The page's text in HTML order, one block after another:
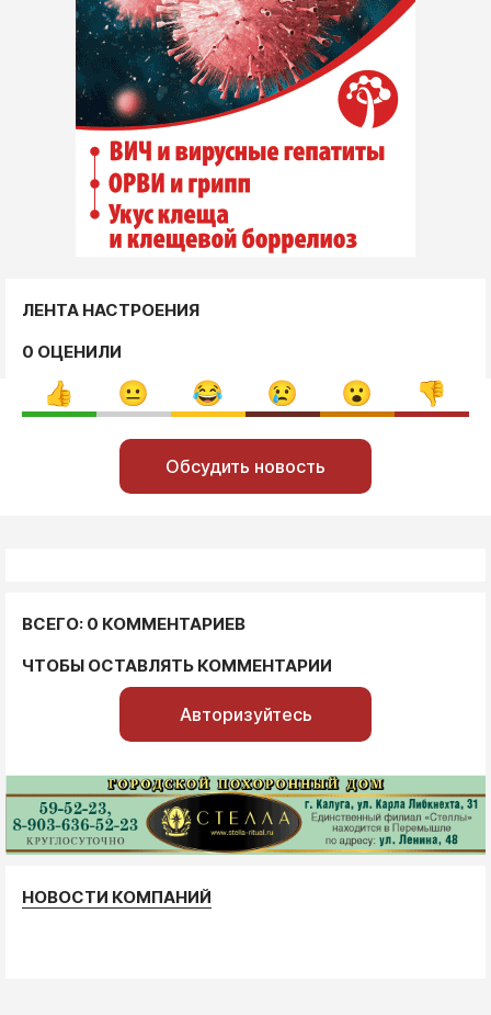
ЛЕНТА НАСТРОЕНИЯ
0 ОЦЕНИЛИ
Обсудить новость
ВСЕГО: 0 КОММЕНТАРИЕВ
ЧТОБЫ ОСТАВЛЯТЬ КОММЕНТАРИИ
Авторизуйтесь
НОВОСТИ КОМПАНИЙ